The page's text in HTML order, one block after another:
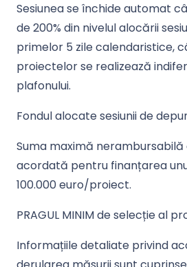
Sesiunea se închide automat
de200% din nivelul alocării
primelor 5 zile calendaristice,
proiectelor se realizează
plafonului.
Fondul alocate sesiunii de
Suma maximă
acordată pentru finanțarea
100.000 euro/proiect.
PRAGUL MINIM de selecție al
Informațiile detaliate privind